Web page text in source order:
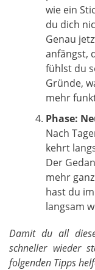
wie ein
du dich
Genau
anfängst,
fühlst du
Gründe,
mehr
Phase:
Nach
kehrt
Der
mehr
hast du
langsam
Damit du all
schneller wieder
folgenden Tipps